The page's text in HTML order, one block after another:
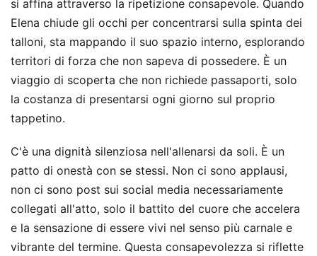
si affina attraverso la ripetizione consapevole. Quando
Elena chiude gli occhi per concentrarsi sulla spinta dei
talloni, sta mappando il suo spazio interno, esplorando
territori di forza che non sapeva di possedere. È un
viaggio di scoperta che non richiede passaporti, solo
la costanza di presentarsi ogni giorno sul proprio
tappetino.
C'è una dignità silenziosa nell'allenarsi da soli. È un
patto di onestà con se stessi. Non ci sono applausi,
non ci sono post sui social media necessariamente
collegati all'atto, solo il battito del cuore che accelera
e la sensazione di essere vivi nel senso più carnale e
vibrante del termine. Questa consapevolezza si riflette